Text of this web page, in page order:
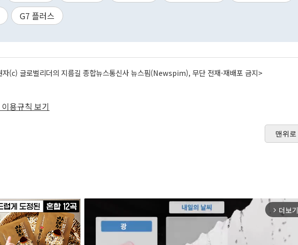
G7 플러스
자(c) 글로벌리더의 지름길 종합뉴스통신사 뉴스핌(Newspim), 무단 전재-재배포 금지>
용규칙 보기
맨위로
arrow_forward_ios 더보기